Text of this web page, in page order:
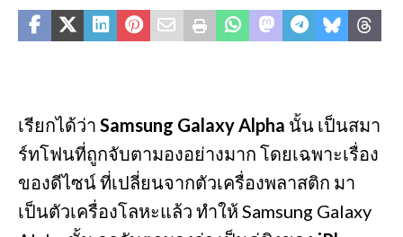
เรียกได้ว่า Samsung Galaxy Alpha นั้น เป็นสมา
ร์ทโฟนที่ถูกจับตามองอย่างมาก โดยเฉพาะเรื่อง
ของดีไซน์ ที่เปลี่ยนจากตัวเครื่องพลาสติก มา
เป็นตัวเครื่องโลหะแล้ว ทำให้ Samsung Galaxy